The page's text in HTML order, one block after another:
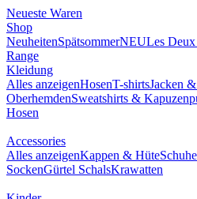
Neueste Waren
Shop
NeuheitenSpätsommerNEULes
Range
Kleidung
Alles anzeigenHosenT-shirtsJacken
OberhemdenSweatshirts &
Hosen